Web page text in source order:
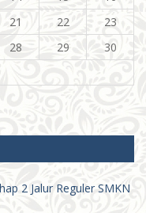
21 22
23
28 29
30
2 Jalur Reguler SMKN